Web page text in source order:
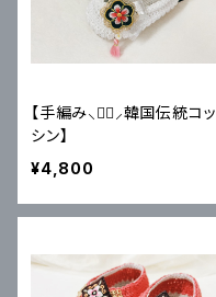
【手編み⸜♥⃜⸝韓国伝統コッ
シン】
¥4,800